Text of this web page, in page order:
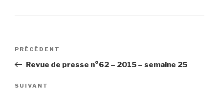
Navigation
l’article
Article
précédent
PRÉCÉDENT
Revue de presse n°62 – 2015 – semaine 25
Article
SUIVANT